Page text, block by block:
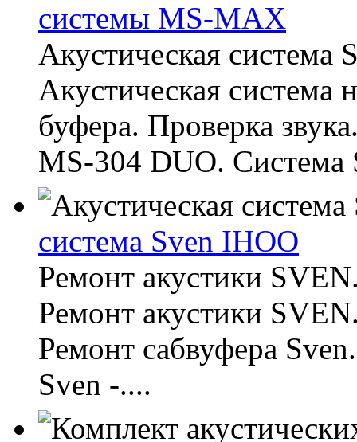
системы MS-MAX
Акустическая
Акустическая
буфера. Проверка
MS-304 DUO. Система
система Sven IHOO
Ремонт акустики
Ремонт акустики
Ремонт сабвуфера
Sven -....